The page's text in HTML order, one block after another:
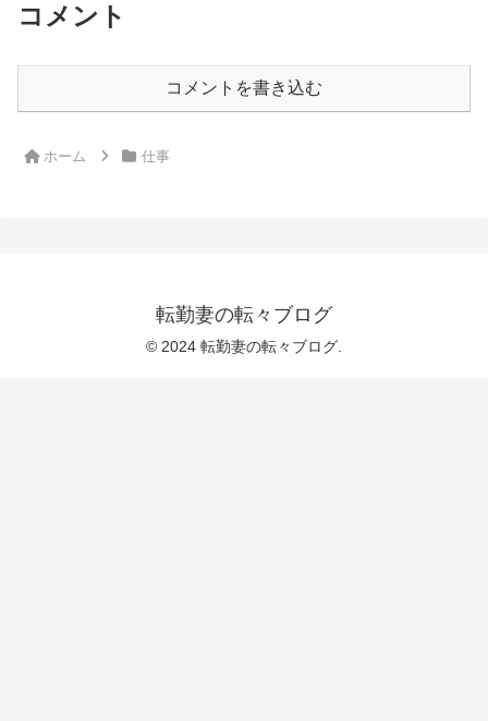
コメント
コメントを書き込む
ホーム 仕事
転勤妻の転々ブログ
© 2024 転勤妻の転々ブログ.